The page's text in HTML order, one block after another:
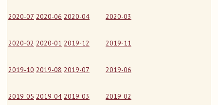
2020-07 2020-06 2020-04 2020-03
2020-02 2020-01 2019-12 2019-11
2019-10 2019-08 2019-07 2019-06
2019-05 2019-04 2019-03 2019-02